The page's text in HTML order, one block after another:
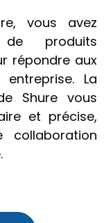
vous avez
produits
répondre aux
La
Shure vous
et précise,
collaboration